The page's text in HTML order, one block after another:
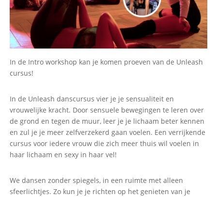
In de Intro workshop kan je komen proeven van de Unleash
cursus!
In de Unleash danscursus vier je je sensualiteit en
vrouwelijke kracht. Door sensuele bewegingen te leren over
de grond en tegen de muur, leer je je lichaam beter kennen
en zul je je meer zelfverzekerd gaan voelen. Een verrijkende
cursus voor iedere vrouw die zich meer thuis wil voelen in
haar lichaam en sexy in haar vel!
We dansen zonder spiegels, in een ruimte met alleen
sfeerlichtjes. Zo kun je je richten op het genieten van je